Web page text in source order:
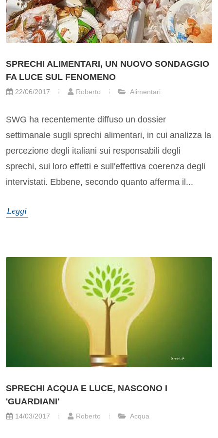
SPRECHI ALIMENTARI, UN NUOVO SONDAGGIO
FA LUCE SUL FENOMENO
22/06/2017 Roberto Alimentari
SWG ha recentemente diffuso un dossier
settimanale sugli sprechi alimentari, in cui analizza la
percezione degli italiani sui responsabili degli
sprechi, sui loro effetti e sull'effettiva coerenza degli
intervistati. Ebbene, secondo quanto afferma il...
Leggi
SPRECHI ACQUA E LUCE, NASCONO I
'GUARDIANI'
14/03/2017 Roberto Acqua